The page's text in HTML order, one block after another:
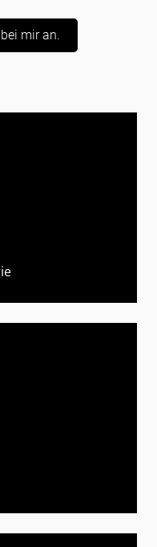
mir an.